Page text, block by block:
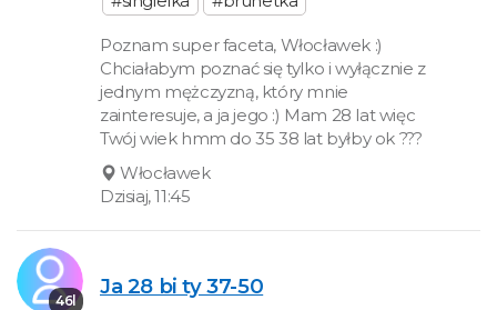
Poznam super faceta, Włocławek :)
Chciałabym poznać się tylko i wyłącznie z
jednym mężczyzną, który mnie
zainteresuje, a ja jego :) Mam 28 lat więc
Twój wiek hmm do 35 38 lat byłby ok ???
Włocławek
Dzisiaj, 11:45
46l
Ja 28 bi ty 37-50